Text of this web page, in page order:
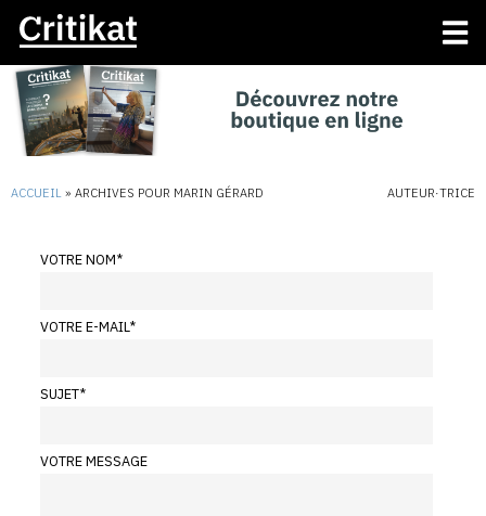
ACCUEIL » ARCHIVES POUR MARIN GÉRARD AUTEUR·TRICE
VOTRE NOM*
VOTRE E-MAIL*
SUJET*
VOTRE MESSAGE